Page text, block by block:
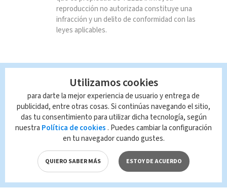
reproducción no autorizada constituye una
infracción y un delito de conformidad con las
leyes aplicables.
Utilizamos cookies
para darte la mejor experiencia de usuario y entrega de
publicidad, entre otras cosas. Si continúas navegando el sitio,
das tu consentimiento para utilizar dicha tecnología, según
nuestra Política de cookies . Puedes cambiar la configuración
en tu navegador cuando gustes.
QUIERO SABER MÁS ESTOY DE ACUERDO